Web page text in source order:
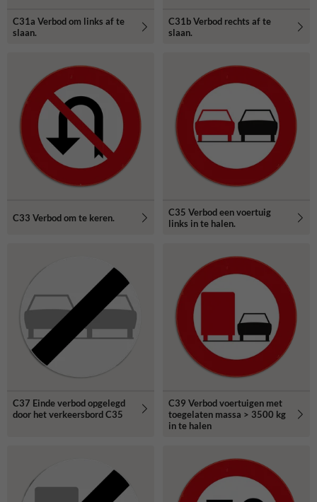
C31a Verbod om links af te
slaan.
C31b Verbod rechts af te
slaan.
C33 Verbod om te keren.
C35 Verbod een voertuig
links in te halen.
C37 Einde verbod opgelegd
door het verkeersbord C35
C39 Verbod voertuigen met
toegelaten massa > 3500 kg
in te halen